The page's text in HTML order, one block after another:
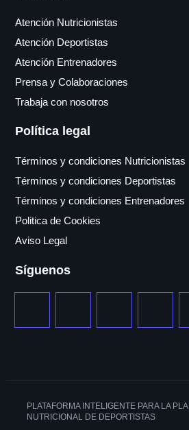
Atención Nutricionistas
Atención Deportistas
Atención Entrenadores
Prensa y Colaboraciones
Trabaja con nosotros
Política legal
Términos y condiciones Nutricionistas
Términos y condiciones Deportistas
Términos y condiciones Entrenadores
Politica de Cookies
Aviso Legal
Síguenos
PLATAFORMA INTELIGENTE PARA LA
NUTRICIONAL DE DEPORTISTAS